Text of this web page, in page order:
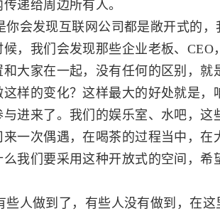
递给周边所有人。
会发现互联网公司都是敞开式的
，我们会发现那些企业老板、
大家在一起，没有任何的区别，就
样的变化？这样最大的好处就是
进来了。我们的娱乐室、水吧，
一次偶遇，在喝茶的过程当中，在
我们要采用这种开放式的空间，
人做到了，有些人没有做到，在这